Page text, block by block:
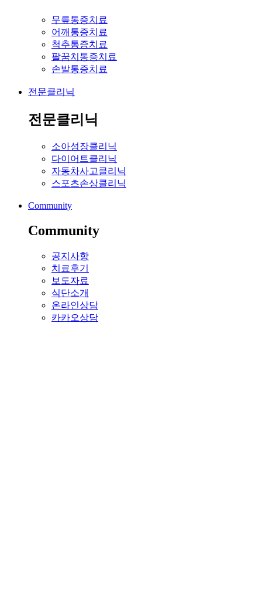
무릎통증치료
어깨통증치료
척추통증치료
팔꿈치통증치료
손발통증치료
전문클리닉
전문클리닉
소아성장클리닉
다이어트클리닉
자동차사고클리닉
스포츠손상클리닉
Community
Community
공지사항
치료후기
보도자료
식단소개
온라인상담
카카오상담